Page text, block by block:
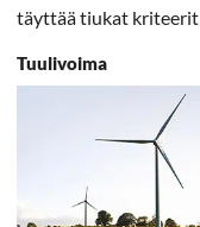
täyttää tiukat kriteerit
Tuulivoima